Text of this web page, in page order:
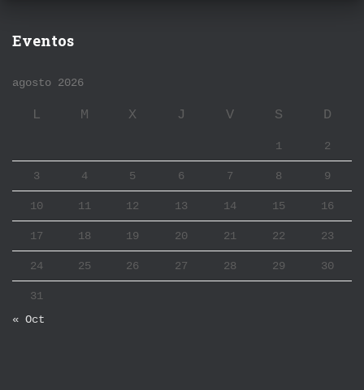
Eventos
agosto 2026
L M X J V S D
1 2
3 4 5 6 7 8 9
10 11 12 13 14 15 16
17 18 19 20 21 22 23
24 25 26 27 28 29 30
31
« Oct